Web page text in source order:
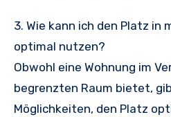
3. Wie kann ich den Platz in
optimal nutzen?
Obwohl eine Wohnung im
begrenzten Raum bietet,
Möglichkeiten, den Platz